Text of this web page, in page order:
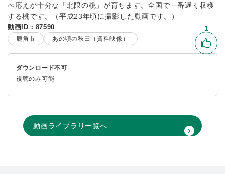
べ応えが十分な「北限の桃」が育ちます。全国で一番遅く収穫
する桃です。（平成23年頃に撮影した動画です。）
動画ID：87590
鹿角市 あの頃の秋田（資料映像）
いい
1
ダウンロード不可
視聴のみ可能
動画ライブラリ一覧へ